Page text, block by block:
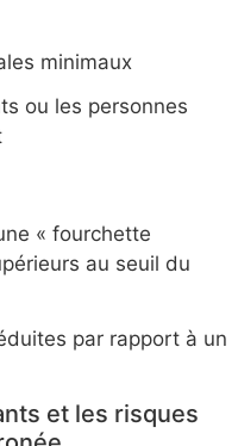
minimaux
ou les personnes
« fourchette
au seuil du
par rapport à un
et les risques